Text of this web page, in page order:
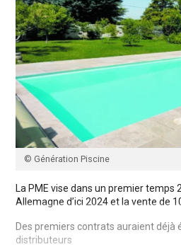
© Génération Piscine
La PME vise dans un premier temps
Allemagne d’ici 2024 et la vente de
Des premiers contrats auraient déjà
distributeurs